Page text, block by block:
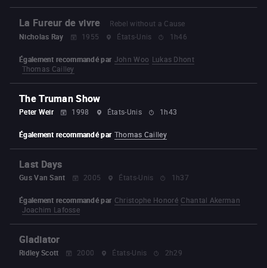
La Fureur de vivre
Rebel without a Cause
Nicholas Ray
1955 États-Unis 1h46
Également recommandé par John Woo Lukas Dhont
Thomas Cailley
The Truman Show
Peter Weir 1998 États-Unis 1h43
Également recommandé par Thomas Cailley
Last Days
Gus Van Sant 2005 États-Unis 1h37
Également recommandé par Christophe Honoré Chantal Akerman
Joachim Lafosse
Gladiator
Ridley Scott 2000 États-Unis 2h29